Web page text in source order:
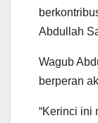
Abdullah
Wagub
berperan
“Kerinci ini